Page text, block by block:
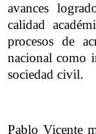
avances
calidad
procesos de
nacional como
sociedad civil.
Pablo Vicente